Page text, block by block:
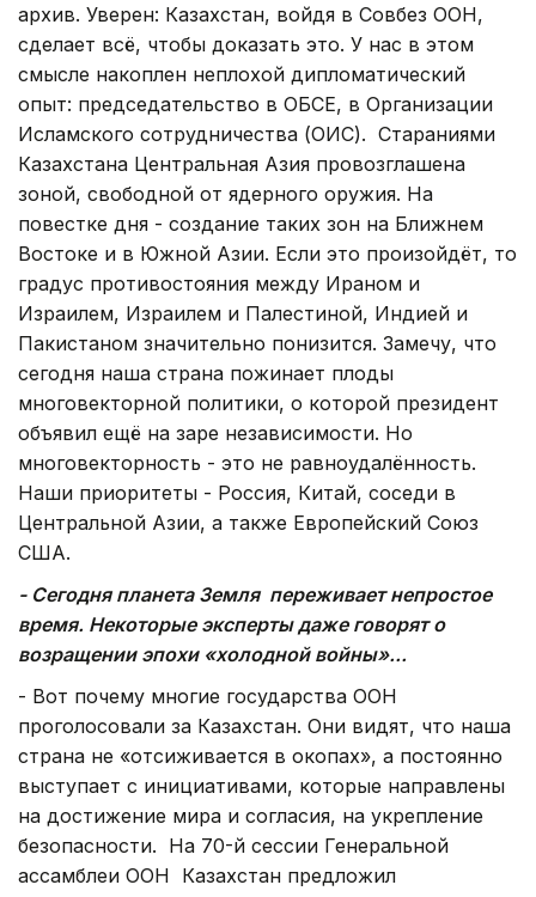
архив. Уверен: Казахстан, войдя в Совбез ООН,
сделает всё, чтобы доказать это. У нас в этом
смысле накоплен неплохой дипломатический
опыт: председательство в ОБСЕ, в Организации
Исламского сотрудничества (ОИС). Стараниями
Казахстана Центральная Азия провозглашена
зоной, свободной от ядерного оружия. На
повестке дня - создание таких зон на Ближнем
Востоке и в Южной Азии. Если это произойдёт, то
градус противостояния между Ираном и
Израилем, Израилем и Палестиной, Индией и
Пакистаном значительно понизится. Замечу, что
сегодня наша страна пожинает плоды
многовекторной политики, о которой президент
объявил ещё на заре независимости. Но
многовекторность - это не равноудалённость.
Наши приоритеты - Россия, Китай, соседи в
Центральной Азии, а также Европейский Союз
США.
- Сегодня планета Земля переживает непростое
время. Некоторые эксперты даже говорят о
возращении эпохи «холодной войны»...
- Вот почему многие государства ООН
проголосовали за Казахстан. Они видят, что наша
страна не «отсиживается в окопах», а постоянно
выступает с инициативами, которые направлены
на достижение мира и согласия, на укрепление
безопасности. На 70-й сессии Генеральной
ассамблеи ООН Казахстан предложил